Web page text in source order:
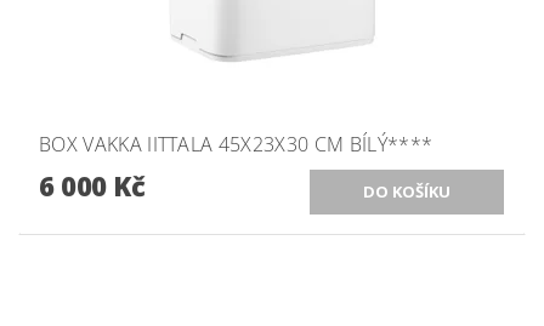
BOX VAKKA IITTALA 45X23X30 CM BÍLÝ****
6 000 Kč